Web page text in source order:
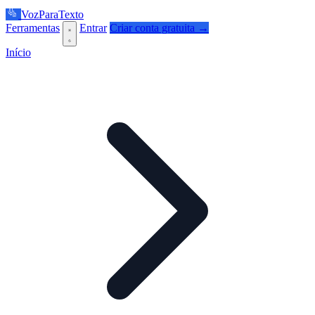
VozParaTexto
Ferramentas
Entrar Criar conta gratuita →
Início